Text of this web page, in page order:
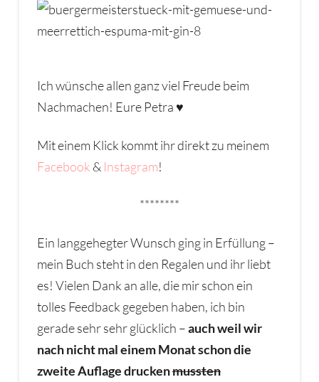
Ich wünsche allen ganz viel Freude beim
Nachmachen! Eure Petra ♥
Mit einem Klick kommt ihr direkt zu meinem
Facebook & Instagram!
********
Ein langgehegter Wunsch ging in Erfüllung –
mein Buch steht in den Regalen und ihr liebt
es! Vielen Dank an alle, die mir schon ein
tolles Feedback gegeben haben, ich bin
gerade sehr sehr glücklich –auch weil wir
nach nicht mal einem Monat schon die
zweite Auflage druckenmussten